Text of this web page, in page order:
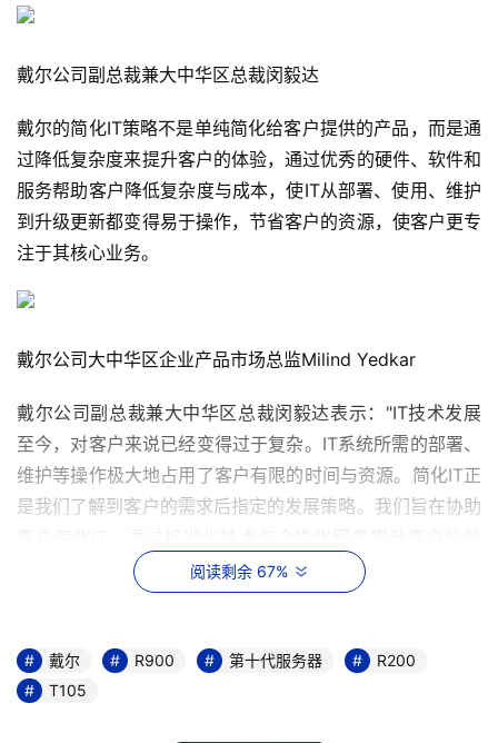
戴尔公司副总裁兼大中华区总裁闵毅达
戴尔的简化IT策略不是单纯简化给客户提供的产品，而是通
过降低复杂度来提升客户的体验，通过优秀的硬件、软件和
服务帮助客户降低复杂度与成本，使IT从部署、使用、维护
到升级更新都变得易于操作，节省客户的资源，使客户更专
注于其核心业务。
戴尔公司大中华区企业产品市场总监Milind Yedkar
戴尔公司副总裁兼大中华区总裁闵毅达表示："IT技术发展
至今，对客户来说已经变得过于复杂。IT系统所需的部署、
维护等操作极大地占用了客户有限的时间与资源。简化IT正
是我们了解到客户的需求后指定的发展策略。我们旨在协助
率，使客户将更多精力与资源投入到自身业务的创新与发
展。我们认为未来的IT应该是简化的、虚拟化的、绿色环保
目标。"
阅读剩余 67%
戴尔 R900 第十代服务器
R200
T105